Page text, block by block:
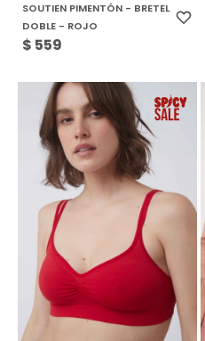
SOUTIEN PIMENTÓN - BRETEL
DOBLE - ROJO
$ 559